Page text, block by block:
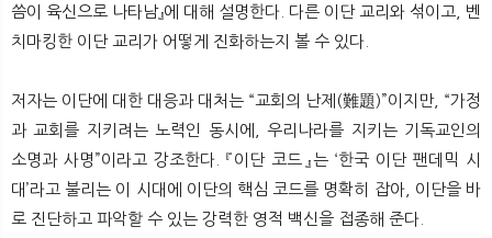
씀이 육신으로 나타남』에 대해 설명한다. 다른 이단 교리와 섞이고, 벤
치마킹한 이단 교리가 어떻게 진화하는지 볼 수 있다.
저자는 이단에 대한 대응과 대처는 “교회의 난제(難題)”이지만, “가정
과 교회를 지키려는 노력인 동시에, 우리나라를 지키는 기독교인의
소명과 사명”이라고 강조한다. 『이단 코드』는 ‘한국 이단 팬데믹 시
대’라고 불리는 이 시대에 이단의 핵심 코드를 명확히 잡아, 이단을 바
로 진단하고 파악할 수 있는 강력한 영적 백신을 접종해 준다.